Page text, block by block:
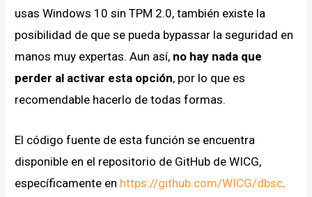
usas Windows 10 sin TPM 2.0, también existe la
posibilidad de que se pueda bypassar la seguridad en
manos muy expertas. Aun así, no hay nada que
perder al activar esta opción, por lo que es
recomendable hacerlo de todas formas.
El código fuente de esta función se encuentra
disponible en el repositorio de GitHub de WICG,
específicamente en https://github.com/WICG/dbsc.